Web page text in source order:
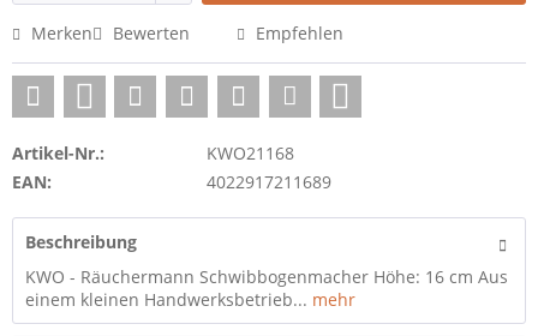
Merken Bewerten Empfehlen
Artikel-Nr.:
KWO21168
EAN:
4022917211689
Beschreibung
KWO - Räuchermann Schwibbogenmacher Höhe: 16 cm Aus
einem kleinen Handwerksbetrieb... mehr